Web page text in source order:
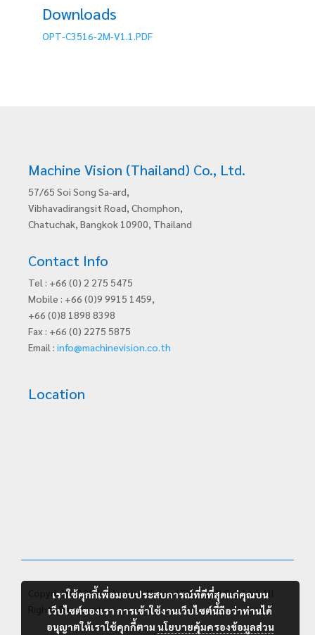
Downloads
OPT-C3516-2M-V1.1.PDF
Machine Vision (Thailand) Co., Ltd.
57/65 Soi Song Sa-ard,
Vibhavadirangsit Road, Chomphon,
Chatuchak, Bangkok 10900, Thailand
Contact Info
Tel : +66 (0) 2 275 5475
Mobile : +66 (0)9 9915 1459,
+66 (0)8 1898 8398
Fax : +66 (0) 2275 5875
Email : info@machinevision.co.th
Location
Copyright ©2026 Machine Vision (Thailand) Co., Ltd. All
Rights Reserved.
เราใช้คุกกี้เพื่อมอบประสบการณ์ที่ดีที่สุดแก่คุณบน
เว็บไซต์ของเรา การเข้าใช้งานเว็บไซต์นี้ถือว่าท่านได้
อนุญาตให้เราใช้คุกกี้ตาม นโยบายคุ้มครองข้อมูลส่วน